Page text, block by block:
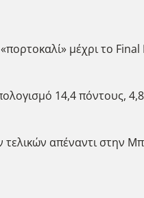
μέχρι το
14,4 πόντους,
απέναντι στην